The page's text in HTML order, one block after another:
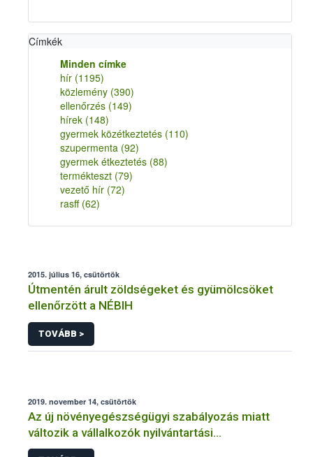
Címkék
Minden címke
hír (1195)
közlemény (390)
ellenőrzés (149)
hírek (148)
gyermek közétkeztetés (110)
szupermenta (92)
gyermek étkeztetés (88)
termékteszt (79)
vezető hír (72)
rasff (62)
2015. július 16, csütörtök
Útmentén árult zöldségeket és gyümölcsöket
ellenőrzött a NÉBIH
TOVÁBB >
2019. november 14, csütörtök
Az új növényegészségügyi szabályozás miatt
változik a vállalkozók nyilvántartási
kötelezettsége